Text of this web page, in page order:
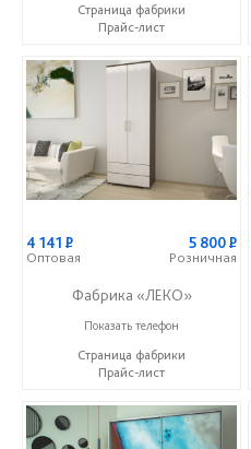
Страница фабрики
Прайс-лист
4 141 Р
Оптовая
5 800Р
Розничная
Фабрика «ЛЕКО»
+7 (800) 222-93-90
Показать телефон
Страница фабрики
Прайс-лист